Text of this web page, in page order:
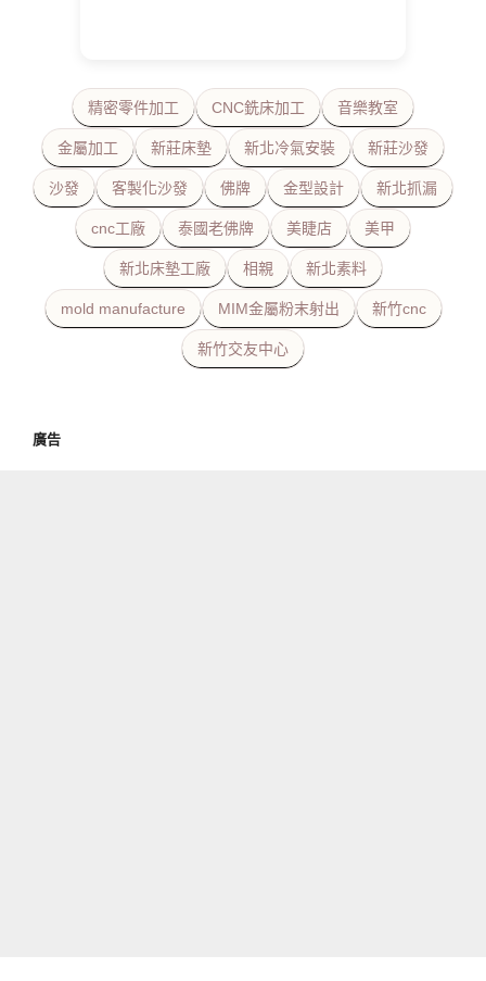
精密零件加工 CNC銑床加工 音樂教室
金屬加工 新莊床墊 新北冷氣安裝 新莊沙發
沙發 客製化沙發 佛牌 金型設計 新北抓漏
cnc工廠 泰國老佛牌 美睫店 美甲
新北床墊工廠 相親 新北素料
mold manufacture MIM金屬粉末射出 新竹cnc
新竹交友中心
廣告